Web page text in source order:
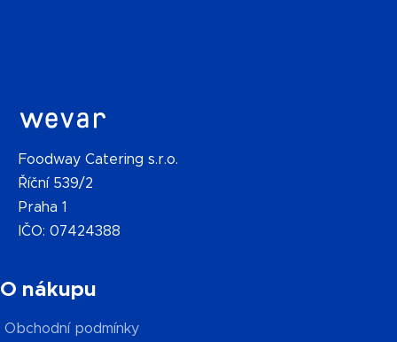
Foodway Catering s.r.o.
Říční 539/2
Praha 1
IČO: 07424388
O nákupu
Obchodní podmínky